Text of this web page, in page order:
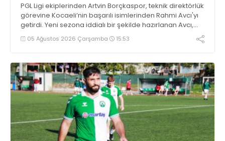
PGL Ligi ekiplerinden Artvin Borçkaspor, teknik direktörlük
görevine Kocaeli’nin başarılı isimlerinden Rahmi Avcı'yı
getirdi. Yeni sezona iddialı bir şekilde hazırlanan Avcı,
duygularını aktardı.
05 Ağustos 2026 Çarşamba 15:53